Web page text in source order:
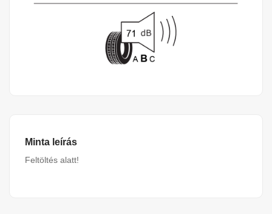
Minta leírás
Feltöltés alatt!